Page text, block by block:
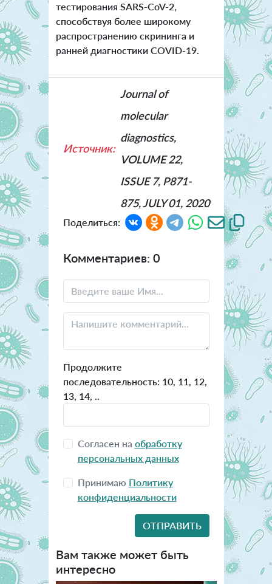
тестирования SARS-CoV-2,
способствуя более широкому
распространению скрининга и
ранней диагностики COVID-19.
Источник:
Journal of
molecular
diagnostics,
VOLUME 22,
ISSUE 7, P871-
875, JULY 01, 2020
Поделиться:
Комментариев: 0
Продолжите
последовательность: 10, 11, 12,
13, 14, ..
Согласен на обработку
персональных данных
Принимаю Политику
конфиденциальности
Вам также может быть
интересно